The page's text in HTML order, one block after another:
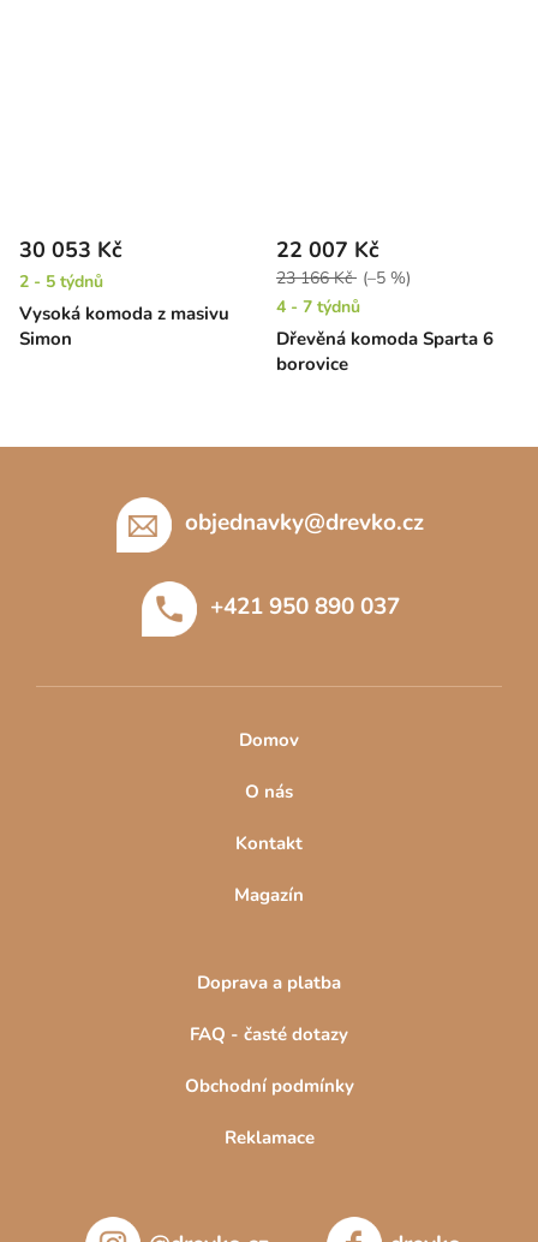
Vysoká komoda z masivu
Simon
30 053 Kč
2 - 5 týdnů
Dřevěná komoda Sparta 6
borovice
22 007 Kč
23 166 Kč (–5 %)
4 - 7 týdnů
objednavky@drevko.cz
+421 950 890 037
Domov
O nás
Kontakt
Magazín
Doprava a platba
FAQ - časté dotazy
Obchodní podmínky
Reklamace